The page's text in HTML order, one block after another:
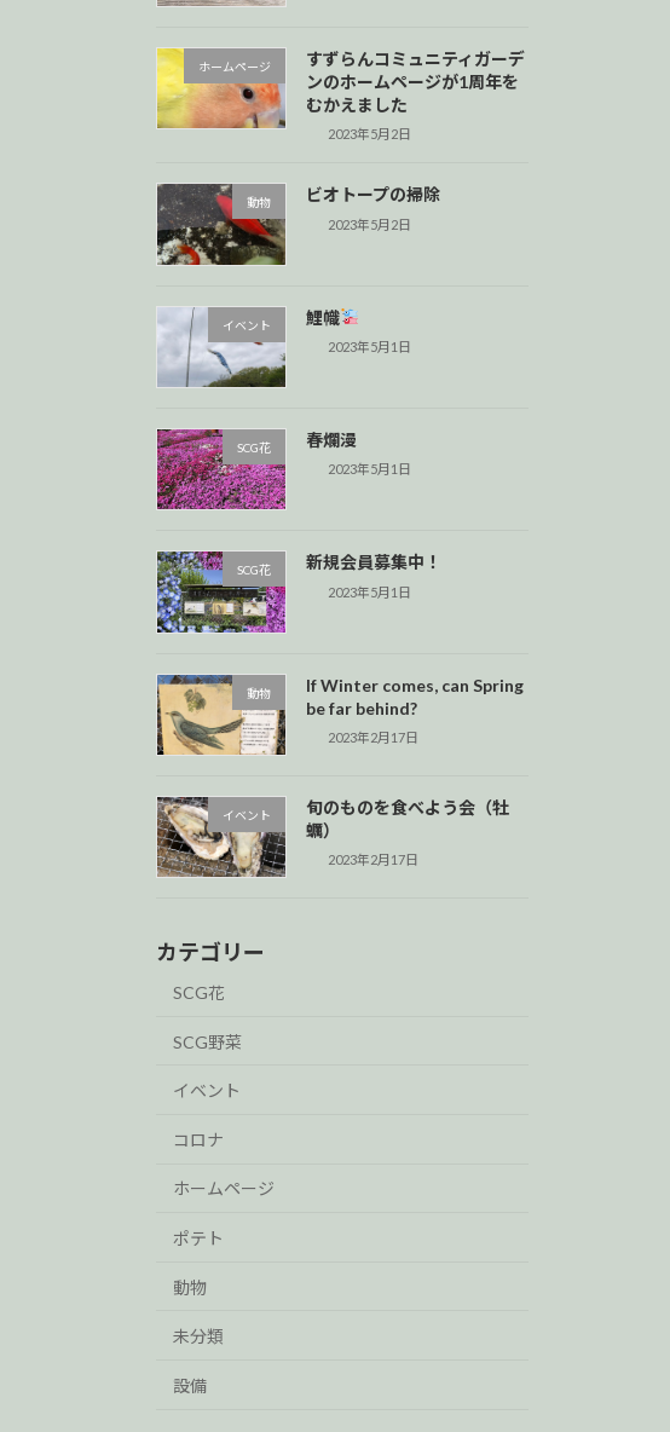
ホームページ
すずらんコミュニティガーデ
ンのホームページが1周年を
むかえました
2023年5月2日
動物 ビオトープの掃除
2023年5月2日
イベント 鯉幟
2023年5月1日
SCG花 春爛漫
2023年5月1日
SCG花 新規会員募集中！
2023年5月1日
動物
If Winter comes, can Spring
be far behind?
2023年2月17日
イベント
旬のものを食べよう会（牡
蠣）
2023年2月17日
カテゴリー
SCG花
SCG野菜
イベント
コロナ
ホームページ
ポテト
動物
未分類
設備